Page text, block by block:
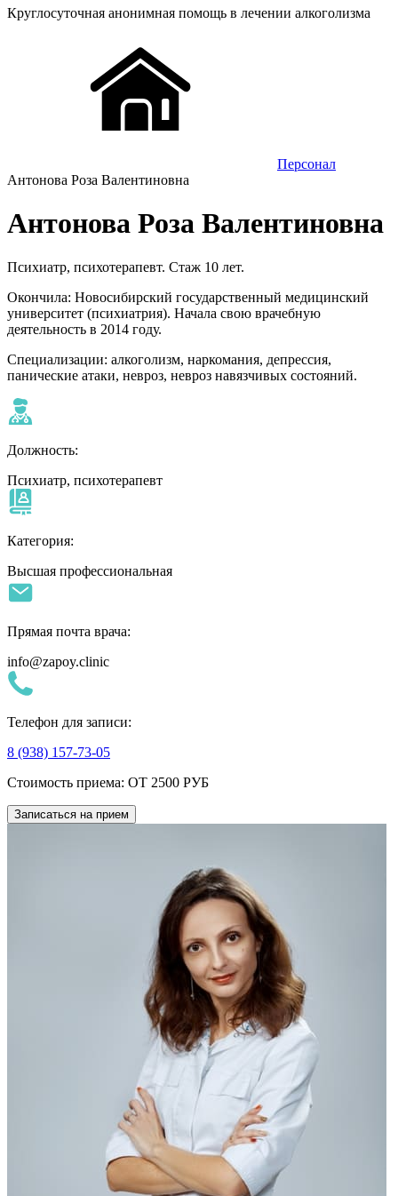
Круглосуточная анонимная помощь в лечении алкоголизма
Персонал
Антонова Роза Валентиновна
Антонова Роза Валентиновна
Психиатр, психотерапевт. Стаж 10 лет.
Окончила: Новосибирский государственный медицинский
университет (психиатрия). Начала свою врачебную
деятельность в 2014 году.
Специализации: алкоголизм, наркомания, депрессия,
панические атаки, невроз, невроз навязчивых состояний.
Должность:
Психиатр, психотерапевт
Категория:
Высшая профессиональная
Прямая почта врача:
info@zapoy.clinic
Телефон для записи:
8 (938) 157-73-05
Стоимость приема: ОТ 2500 РУБ
Записаться на прием